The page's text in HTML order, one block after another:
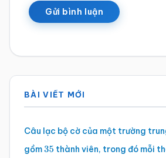
Sidebar
chính
BÀI VIẾT MỚI
Câu lạc bộ cờ của một trường
gồm35 thành viên, trong đó mỗi